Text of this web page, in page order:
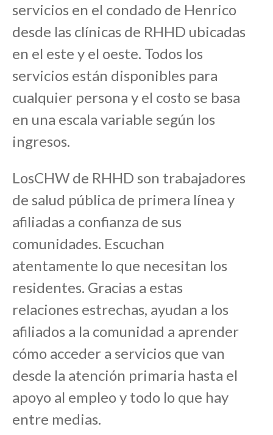
servicios en el condado de Henrico
desde las clínicas de RHHD ubicadas
en el este y el oeste. Todos los
servicios están disponibles para
cualquier persona y el costo se basa
en una escala variable según los
ingresos.
LosCHW de RHHD son trabajadores
de salud pública de primera línea y
afiliadas a confianza de sus
comunidades. Escuchan
atentamente lo que necesitan los
residentes. Gracias a estas
relaciones estrechas, ayudan a los
afiliados a la comunidad a aprender
cómo acceder a servicios que van
desde la atención primaria hasta el
apoyo al empleo y todo lo que hay
entre medias.